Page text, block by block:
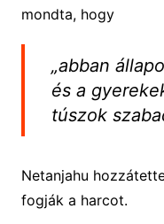
mondta, hogy
„abban
és a
túszok
Netanjahu
fogják a harcot.